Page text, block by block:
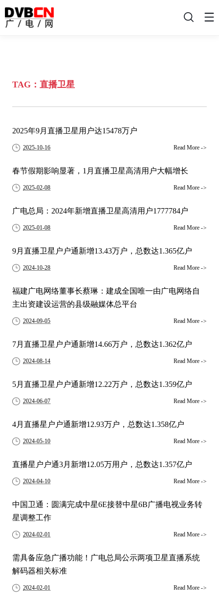
搜
TAG：直播卫星
2025年9月直播卫星用户达15478万户
2025-10-16 Read More ->
春节假期影响显著，1月直播卫星高清用户大幅增长
2025-02-08 Read More ->
广电总局：2024年新增直播卫星高清用户1777784户
2025-01-08 Read More ->
9月直播卫星户户通新增13.43万户，总数达1.365亿户
2024-10-28 Read More ->
福建广电网络董事长蔡琳：建成全国唯一由广电网络自
主出资建设运营的县级融媒体总平台
2024-09-05 Read More ->
7月直播卫星户户通新增14.66万户，总数达1.362亿户
2024-08-14 Read More ->
5月直播卫星户户通新增12.22万户，总数达1.359亿户
2024-06-07 Read More ->
4月直播星户户通新增12.93万户，总数达1.358亿户
2024-05-10 Read More ->
直播星户户通3月新增12.05万用户，总数达1.357亿户
2024-04-10 Read More ->
中国卫通：圆满完成中星6E接替中星6B广播电视业务转
星调整工作
2024-02-01 Read More ->
需具备应急广播功能！广电总局公示两项卫星直播系统
解码器相关标准
2024-02-01 Read More ->